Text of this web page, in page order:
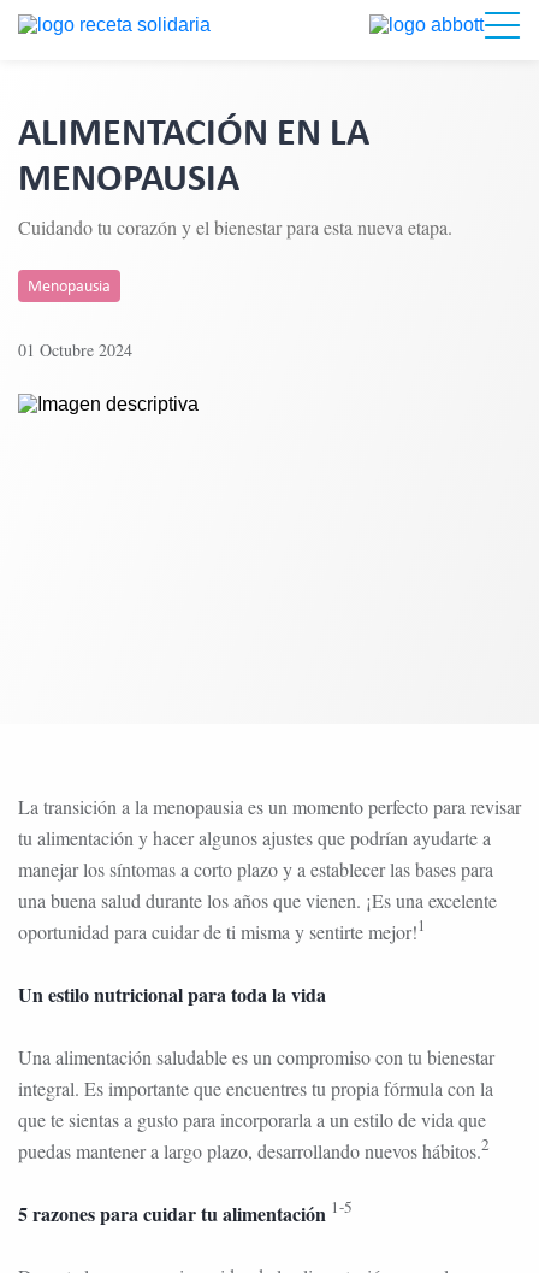
ALIMENTACIÓN EN LA
MENOPAUSIA
Cuidando tu corazón y el bienestar para esta nueva etapa.
Menopausia
01 Octubre 2024
La transición a la menopausia es un momento perfecto para revisar
tu alimentación y hacer algunos ajustes que podrían ayudarte a
manejar los síntomas a corto plazo y a establecer las bases para
una buena salud durante los años que vienen. ¡Es una excelente
oportunidad para cuidar de ti misma y sentirte mejor!1
Un estilo nutricional para toda la vida
Una alimentación saludable es un compromiso con tu bienestar
integral. Es importante que encuentres tu propia fórmula con la
que te sientas a gusto para incorporarla a un estilo de vida que
puedas mantener a largo plazo, desarrollando nuevos hábitos.2
5 razones para cuidar tu alimentación 1-5